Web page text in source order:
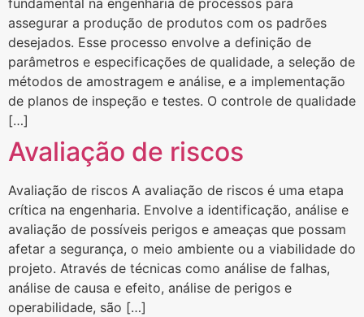
fundamental na engenharia de processos para
assegurar a produção de produtos com os padrões
desejados. Esse processo envolve a definição de
parâmetros e especificações de qualidade, a seleção de
métodos de amostragem e análise, e a implementação
de planos de inspeção e testes. O controle de qualidade
[…]
Avaliação de riscos
Avaliação de riscos A avaliação de riscos é uma etapa
crítica na engenharia. Envolve a identificação, análise e
avaliação de possíveis perigos e ameaças que possam
afetar a segurança, o meio ambiente ou a viabilidade do
projeto. Através de técnicas como análise de falhas,
análise de causa e efeito, análise de perigos e
operabilidade, são […]